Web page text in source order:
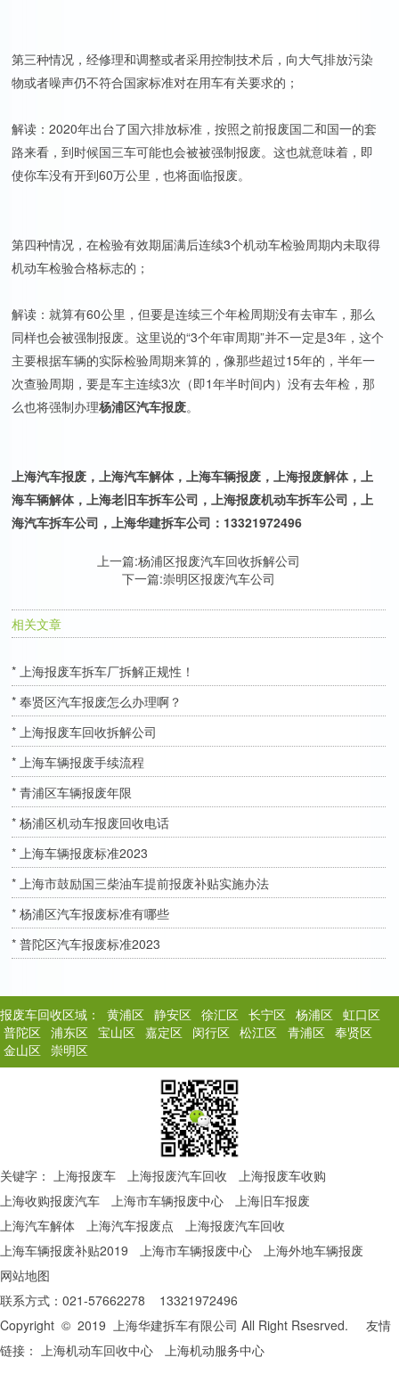
第三种情况，经修理和调整或者采用控制技术后，向大气排放污染
物或者噪声仍不符合国家标准对在用车有关要求的；
解读：2020年出台了国六排放标准，按照之前报废国二和国一的套
路来看，到时候国三车可能也会被被强制报废。这也就意味着，即
使你车没有开到60万公里，也将面临报废。
第四种情况，在检验有效期届满后连续3个机动车检验周期内未取得
机动车检验合格标志的；
解读：就算有60公里，但要是连续三个年检周期没有去审车，那么
同样也会被强制报废。这里说的“3个年审周期”并不一定是3年，这个
主要根据车辆的实际检验周期来算的，像那些超过15年的，半年一
次查验周期，要是车主连续3次（即1年半时间内）没有去年检，那
么也将强制办理杨浦区汽车报废。
上海汽车报废，上海汽车解体，上海车辆报废，上海报废解体，上
海车辆解体，上海老旧车拆车公司，上海报废机动车拆车公司，上
海汽车拆车公司，上海华建拆车公司：13321972496
上一篇:杨浦区报废汽车回收拆解公司
下一篇:崇明区报废汽车公司
相关文章
* 上海报废车拆车厂拆解正规性！
* 奉贤区汽车报废怎么办理啊？
* 上海报废车回收拆解公司
* 上海车辆报废手续流程
* 青浦区车辆报废年限
* 杨浦区机动车报废回收电话
* 上海车辆报废标准2023
* 上海市鼓励国三柴油车提前报废补贴实施办法
* 杨浦区汽车报废标准有哪些
* 普陀区汽车报废标准2023
报废车回收区域： 黄浦区 静安区 徐汇区 长宁区 杨浦区 虹口区
普陀区 浦东区 宝山区 嘉定区 闵行区 松江区 青浦区 奉贤区
金山区 崇明区
关键字： 上海报废车 上海报废汽车回收
上海报废车收购
上海收购报废汽车
上海市车辆报废中心
上海旧车报废
上海汽车解体
上海汽车报废点
上海报废汽车回收
上海车辆报废补贴2019
上海市车辆报废中心
上海外地车辆报废
网站地图
联系方式：021-57662278 13321972496
Copyright © 2019 上海华建拆车有限公司 All Right Rsesrved. 友情
链接： 上海机动车回收中心 上海机动服务中心